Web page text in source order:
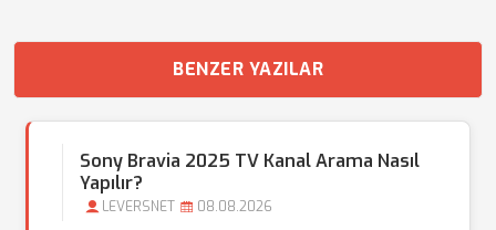
BENZER YAZILAR
Sony Bravia 2025 TV Kanal Arama Nasıl
Yapılır?
LEVERSNET 08.08.2026